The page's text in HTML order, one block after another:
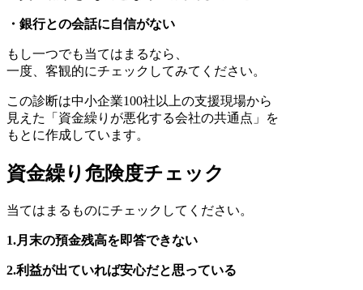
・銀行との会話に自信がない
もし一つでも当てはまるなら、
一度、客観的にチェックしてみてください。
この診断は中小企業100社以上の支援現場から
見えた「資金繰りが悪化する会社の共通点」を
もとに作成しています。
資金繰り危険度チェック
当てはまるものにチェックしてください。
1.月末の預金残高を即答できない
2.利益が出ていれば安心だと思っている